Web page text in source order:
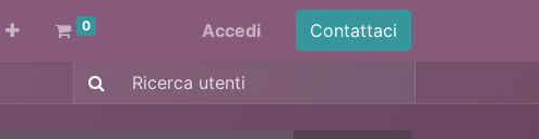
0 Accedi Contattaci